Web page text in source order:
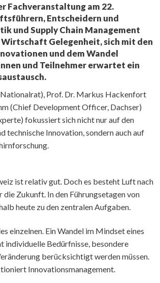
Fachveranstaltung am 22.
Entscheidern und
und Supply Chain Management
Gelegenheit, sich mit den
und dem Wandel
und Teilnehmer erwartet ein
Prof. Dr. Markus Hackenfort
(Chief Development Officer, Dachser)
fokussiert sich nicht nur auf den
technische Innovation, sondern auch auf
ist relativ gut. Doch es besteht Luft nach
Zukunft. In den Führungsetagen von
heute zu den zentralen Aufgaben.
einzelnen. Ein Wandel im Mindset eines
individuelle Bedürfnisse, besondere
berücksichtigt werden müssen.
Innovationsmanagement.